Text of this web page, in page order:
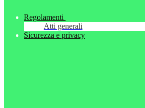
Regolamenti
Atti generali
Sicurezza e privacy